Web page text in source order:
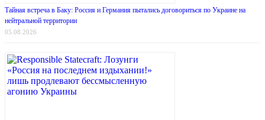
Тайная встреча в Баку: Россия и Германия пытались договориться по Украине на
нейтральной территории
05.08.2026